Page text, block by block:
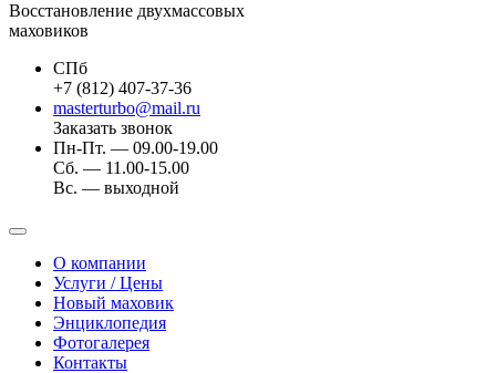
Восстановление двухмассовых
маховиков
СПб
+7 (812) 407-37-36
masterturbo@mail.ru
Заказать звонок
Пн-Пт. — 09.00-19.00
Сб. — 11.00-15.00
Вс. — выходной
О компании
Услуги / Цены
Новый маховик
Энциклопедия
Фотогалерея
Контакты